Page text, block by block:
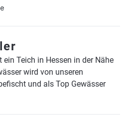
Teich in Hessen in der Nähe
wird von unseren
und als Top Gewässer